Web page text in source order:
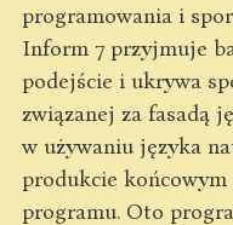
programowania i
Inform 7 przyjmuje
podejście i ukrywa
związanej za fasadą
w używaniu języka
produkcie końcowym
programu. Oto